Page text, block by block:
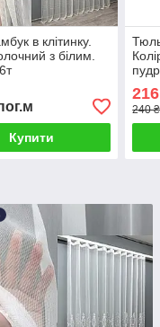
в клітинку.
з білим.
Купити
216
240